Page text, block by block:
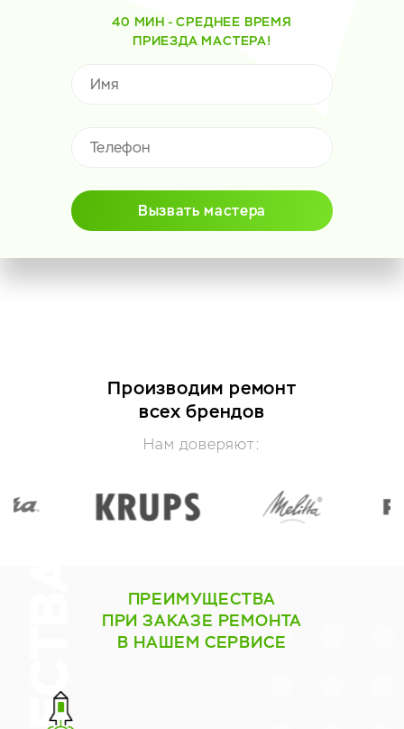
40 МИН - СРЕДНЕЕ ВРЕМЯ
ПРИЕЗДА МАСТЕРА!
Вызвать мастера
Производим ремонт
всех брендов
Нам доверяют:
ПРЕИМУЩЕСТВА
ПРИ ЗАКАЗЕ РЕМОНТА
В НАШЕМ СЕРВИСЕ